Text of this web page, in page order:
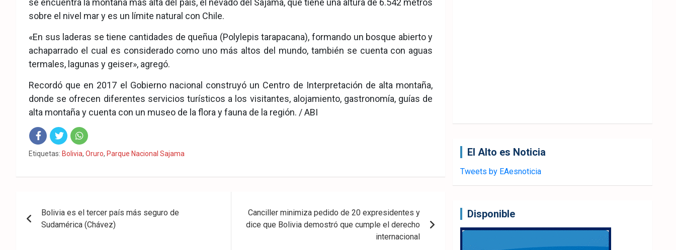
se encuentra la montaña más alta del país, el nevado del Sajama, que tiene una altura de 6.542 metros
sobre el nivel mar y es un límite natural con Chile.
«En sus laderas se tiene cantidades de queñua (Polylepis tarapacana), formando un bosque abierto y
achaparrado el cual es considerado como uno más altos del mundo, también se cuenta con aguas
termales, lagunas y geiser», agregó.
Recordó que en 2017 el Gobierno nacional construyó un Centro de Interpretación de alta montaña,
donde se ofrecen diferentes servicios turísticos a los visitantes, alojamiento, gastronomía, guías de
alta montaña y cuenta con un museo de la flora y fauna de la región. / ABI
Fac Twit Wha
Etiquetas: Bolivia, Oruro, Parque Nacional Sajama
de
Bolivia es el tercer país más seguro de
Sudamérica (Chávez)
Canciller minimiza pedido de 20 expresidentes y
dice que Bolivia demostró que cumple el derecho
internacional
El Alto es Noticia
Tweets by EAesnoticia
Disponible